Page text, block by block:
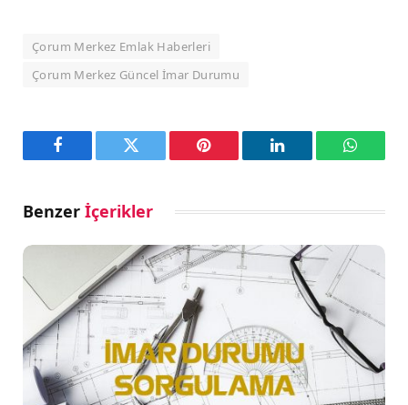
Çorum Merkez Emlak Haberleri
Çorum Merkez Güncel İmar Durumu
Facebook Twitter Pinterest LinkedIn
Benzer İçerikler